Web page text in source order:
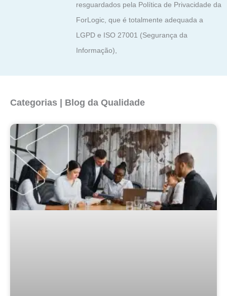
resguardados pela Política de Privacidade da
ForLogic, que é totalmente adequada a
LGPD e ISO 27001 (Segurança da
Informação),
Categorias | Blog da Qualidade